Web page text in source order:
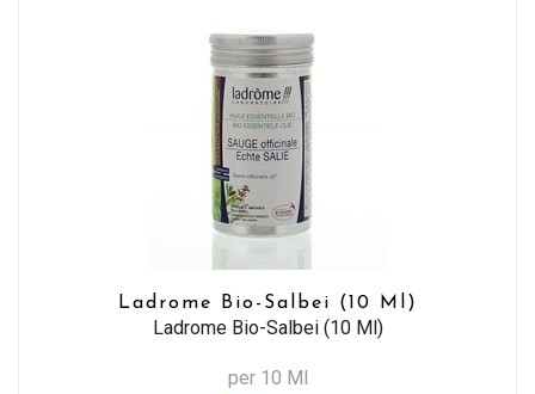
Ladrome Bio-Salbei (10 Ml)
Ladrome Bio-Salbei (10 Ml)
per 10 Ml